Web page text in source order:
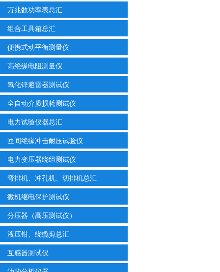
万兆数功率表总汇
组合工具箱总汇
便携式动平衡测量仪
高绝缘电阻测量仪
氧化锌避雷器测试仪
全自动介质损耗测试仪
电力试验仪器总汇
匝间绝缘冲击耐压试验仪
电力变压器绕组测试仪
弯排机、冲孔机、切排机总汇
微机继电保护测试仪
分压器（高压测试仪）
液压钳、绕缆剪总汇
互感器测试仪